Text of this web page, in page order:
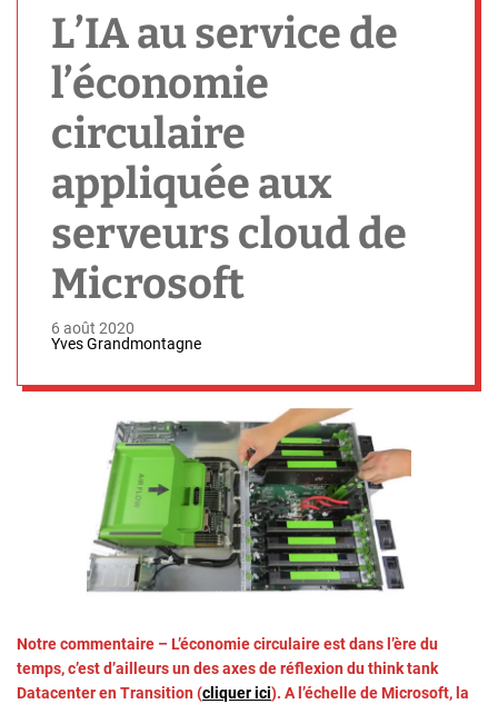
L’IA au service de
l’économie
circulaire
appliquée aux
serveurs cloud de
Microsoft
6 août 2020
Yves Grandmontagne
Notre commentaire – L’économie circulaire est dans l’ère du
temps, c’est d’ailleurs un des axes de réflexion du think tank
Datacenter en Transition (cliquer ici). A l’échelle de Microsoft, la